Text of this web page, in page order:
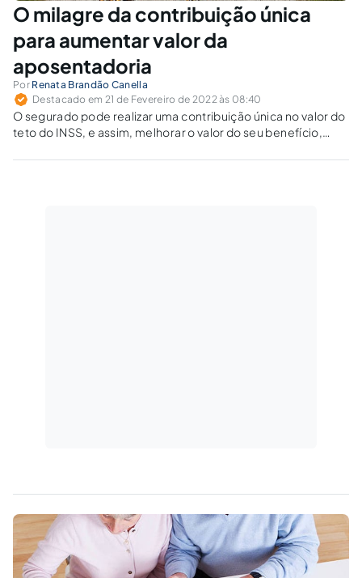
O milagre da contribuição única
para aumentar valor da
aposentadoria
Por Renata Brandão Canella
Destacado em 21 de Fevereiro de 2022 às 08:40
O segurado pode realizar uma contribuição única no valor do
teto do INSS, e assim, melhorar o valor do seu benefício,
aposentadoria?